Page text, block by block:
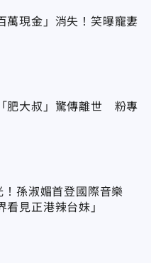
萬現金」消失！笑曝寵妻
肥大叔」驚傳離世 粉專
孫淑媚首登國際音樂
見正港辣台妹」